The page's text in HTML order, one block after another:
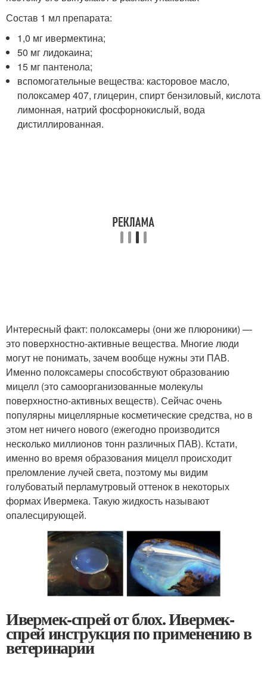
Состав 1 мл препарата:
1,0 мг ивермектина;
50 мг лидокаина;
15 мг пантенола;
вспомогательные вещества: касторовое масло,
полоксамер 407, глицерин, спирт бензиловый, кислота
лимонная, натрий фосфорнокислый, вода
дистиллированная.
Интересный факт: полоксамеры (они же плюроники) —
это поверхностно-активные вещества. Многие люди
могут не понимать, зачем вообще нужны эти ПАВ.
Именно полоксамеры способствуют образованию
мицелл (это самоорганизованные молекулы
поверхностно-активных веществ). Сейчас очень
популярны мицеллярные косметические средства, но в
этом нет ничего нового (ежегодно производится
несколько миллионов тонн различных ПАВ). Кстати,
именно во время образования мицелл происходит
преломление лучей света, поэтому мы видим
голубоватый перламутровый оттенок в некоторых
формах Ивермека. Такую жидкость называют
опалесцирующей.
Ивермек-спрей от блох. Ивермек-
спрей инструкция по применению в
ветеринарии